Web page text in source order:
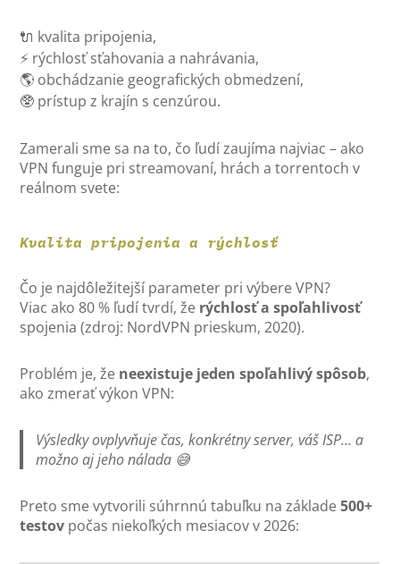
🔌 kvalita pripojenia,
⚡ rýchlosť sťahovania a nahrávania,
🌎 obchádzanie geografických obmedzení,
🥸 prístup z krajín s cenzúrou.
Zamerali sme sa na to, čo ľudí zaujíma najviac – ako
VPN funguje pri streamovaní, hrách a torrentoch v
reálnom svete:
Kvalita pripojenia a rýchlosť
Čo je najdôležitejší parameter pri výbere VPN?
Viac ako 80 % ľudí tvrdí, že rýchlosť a spoľahlivosť
spojenia (zdroj: NordVPN prieskum, 2020).
Problém je, že neexistuje jeden spoľahlivý spôsob,
ako zmerať výkon VPN:
Výsledky ovplyvňuje čas, konkrétny server, váš ISP… a
možno aj jeho nálada 😅
Preto sme vytvorili súhrnnú tabuľku na základe500+
testov počas niekoľkých mesiacov v 2026: